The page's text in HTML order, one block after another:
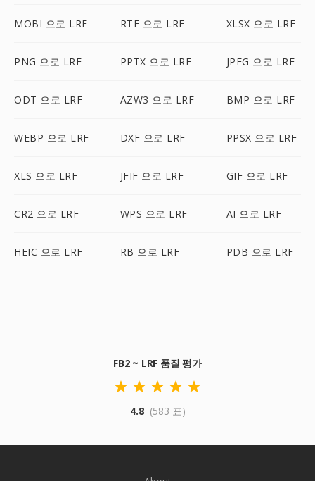
MOBI 으로 LRF RTF 으로 LRF XLSX 으로 LRF
PNG 으로 LRF PPTX 으로 LRF JPEG 으로 LRF
ODT 으로 LRF AZW3 으로 LRF BMP 으로 LRF
WEBP 으로 LRF DXF 으로 LRF PPSX 으로 LRF
XLS 으로 LRF JFIF 으로 LRF GIF 으로 LRF
CR2 으로 LRF WPS 으로 LRF AI 으로 LRF
HEIC 으로 LRF RB 으로 LRF PDB 으로 LRF
FB2 ~ LRF 품질 평가
4.8 (583 표)